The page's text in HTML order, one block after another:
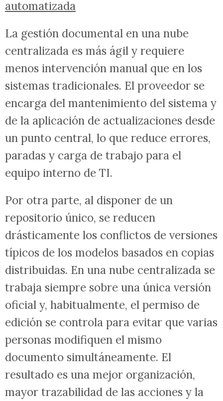
automatizada
La gestión documental en una nube
centralizada es más ágil y requiere
menos intervención manual que en los
sistemas tradicionales. El proveedor se
encarga del mantenimiento del sistema y
de la aplicación de actualizaciones desde
un punto central, lo que reduce errores,
paradas y carga de trabajo para el
equipo interno de TI.
Por otra parte, al disponer de un
repositorio único, se reducen
drásticamente los conflictos de versiones
típicos de los modelos basados en copias
distribuidas. En una nube centralizada se
trabaja siempre sobre una única versión
oficial y, habitualmente, el permiso de
edición se controla para evitar que varias
personas modifiquen el mismo
documento simultáneamente. El
resultado es una mejor organización,
mayor trazabilidad de las acciones y la